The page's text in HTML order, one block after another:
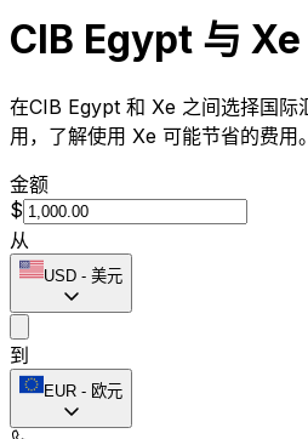
CIB Egypt 与
在CIB Egypt 和 Xe 之间选择国际
用，了解使用 Xe 可能节省的费用。
金额
$
从
USD - 美元
到
EUR - 欧元